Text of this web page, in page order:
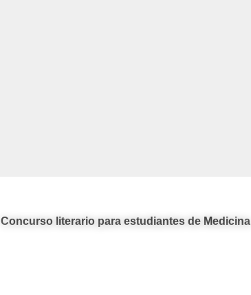
Concurso literario para estudiantes de Medicina